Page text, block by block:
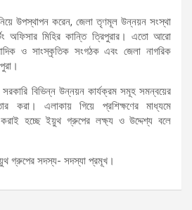
উপস্থাপন করেন, জেলা তৃণমূল উন্নয়ন সংস্থা
অফিসার মিহির কান্তি ত্রিপুরার। এতো আরো
ও সাংস্কৃতিক সংগঠক এবং জেলা নাগরিক
বিভিন্ন উন্নয়ন কার্যক্রম সমূহ সমন্বয়ের
করা। এলাকায় গিয়ে প্রশিক্ষণের মাধ্যমে
হচ্ছে ইয়ুথ গ্রুপের লক্ষ্য ও উদ্দেশ্য বলে
গ্রুপের সদস্য- সদস্যা প্রমূখ।